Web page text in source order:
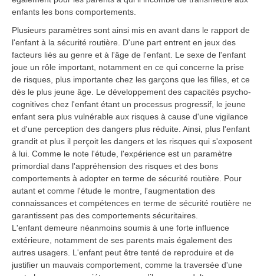
enfants les bons comportements.
Plusieurs paramètres sont ainsi mis en avant dans le rapport de
l'enfant à la sécurité routière. D'une part entrent en jeux des
facteurs liés au genre et à l'âge de l'enfant. Le sexe de l'enfant
joue un rôle important, notamment en ce qui concerne la prise
de risques, plus importante chez les garçons que les filles, et ce
dès le plus jeune âge. Le développement des capacités psycho-
cognitives chez l'enfant étant un processus progressif, le jeune
enfant sera plus vulnérable aux risques à cause d'une vigilance
et d'une perception des dangers plus réduite. Ainsi, plus l'enfant
grandit et plus il perçoit les dangers et les risques qui s'exposent
à lui. Comme le note l'étude, l'expérience est un paramètre
primordial dans l'appréhension des risques et des bons
comportements à adopter en terme de sécurité routière. Pour
autant et comme l'étude le montre, l'augmentation des
connaissances et compétences en terme de sécurité routière ne
garantissent pas des comportements sécuritaires.
L'enfant demeure néanmoins soumis à une forte influence
extérieure, notamment de ses parents mais également des
autres usagers. L'enfant peut être tenté de reproduire et de
justifier un mauvais comportement, comme la traversée d'une